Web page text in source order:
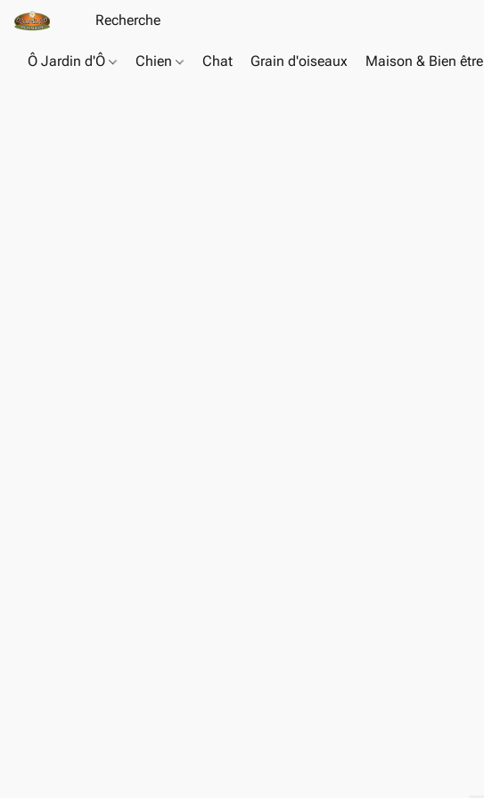
Ô Jardin d'Ô Chien Chat Grain d'oiseaux Maison & Bien être